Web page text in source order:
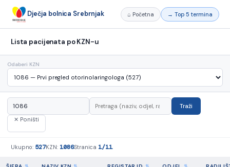
Dječja bolnica Srebrnjak ⌂ Početna → Top 5 termina
Lista pacijenata po KZN-u
Odaberi KZN
Traži
✕ Poništi
Ukupno: 527KZN: 1086Stranica 1/11